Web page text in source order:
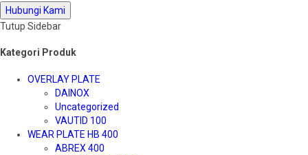
Hubungi Kami
Tutup Sidebar
Kategori Produk
OVERLAY PLATE
DAINOX
Uncategorized
VAUTID 100
WEAR PLATE HB 400
ABREX 400